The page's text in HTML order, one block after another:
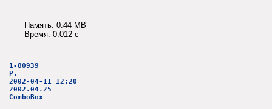
Память: 0.44 MB
Время: 0.012 c
1-80939
P.
2002-04-11 12:20
2002.04.25
ComboBox